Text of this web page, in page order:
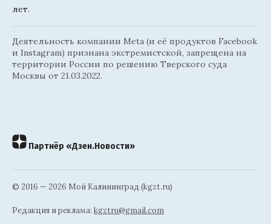
лет.
Деятельность компании Meta (и её продуктов Facebook
и Instagram) признана экстремистской, запрещена на
территории России по решению Тверского суда
Москвы от 21.03.2022.
Партнёр «Дзен.Новости»
© 2016 — 2026 Мой Калининград (kgzt.ru)
Редакция и реклама: kgztru@gmail.com